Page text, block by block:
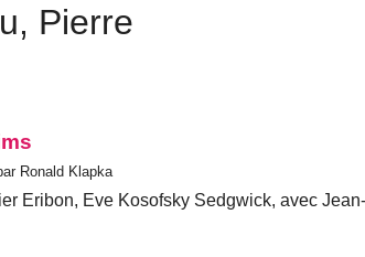
Pierre
Ronald Klapka
Eribon, Eve Kosofsky Sedgwick, avec